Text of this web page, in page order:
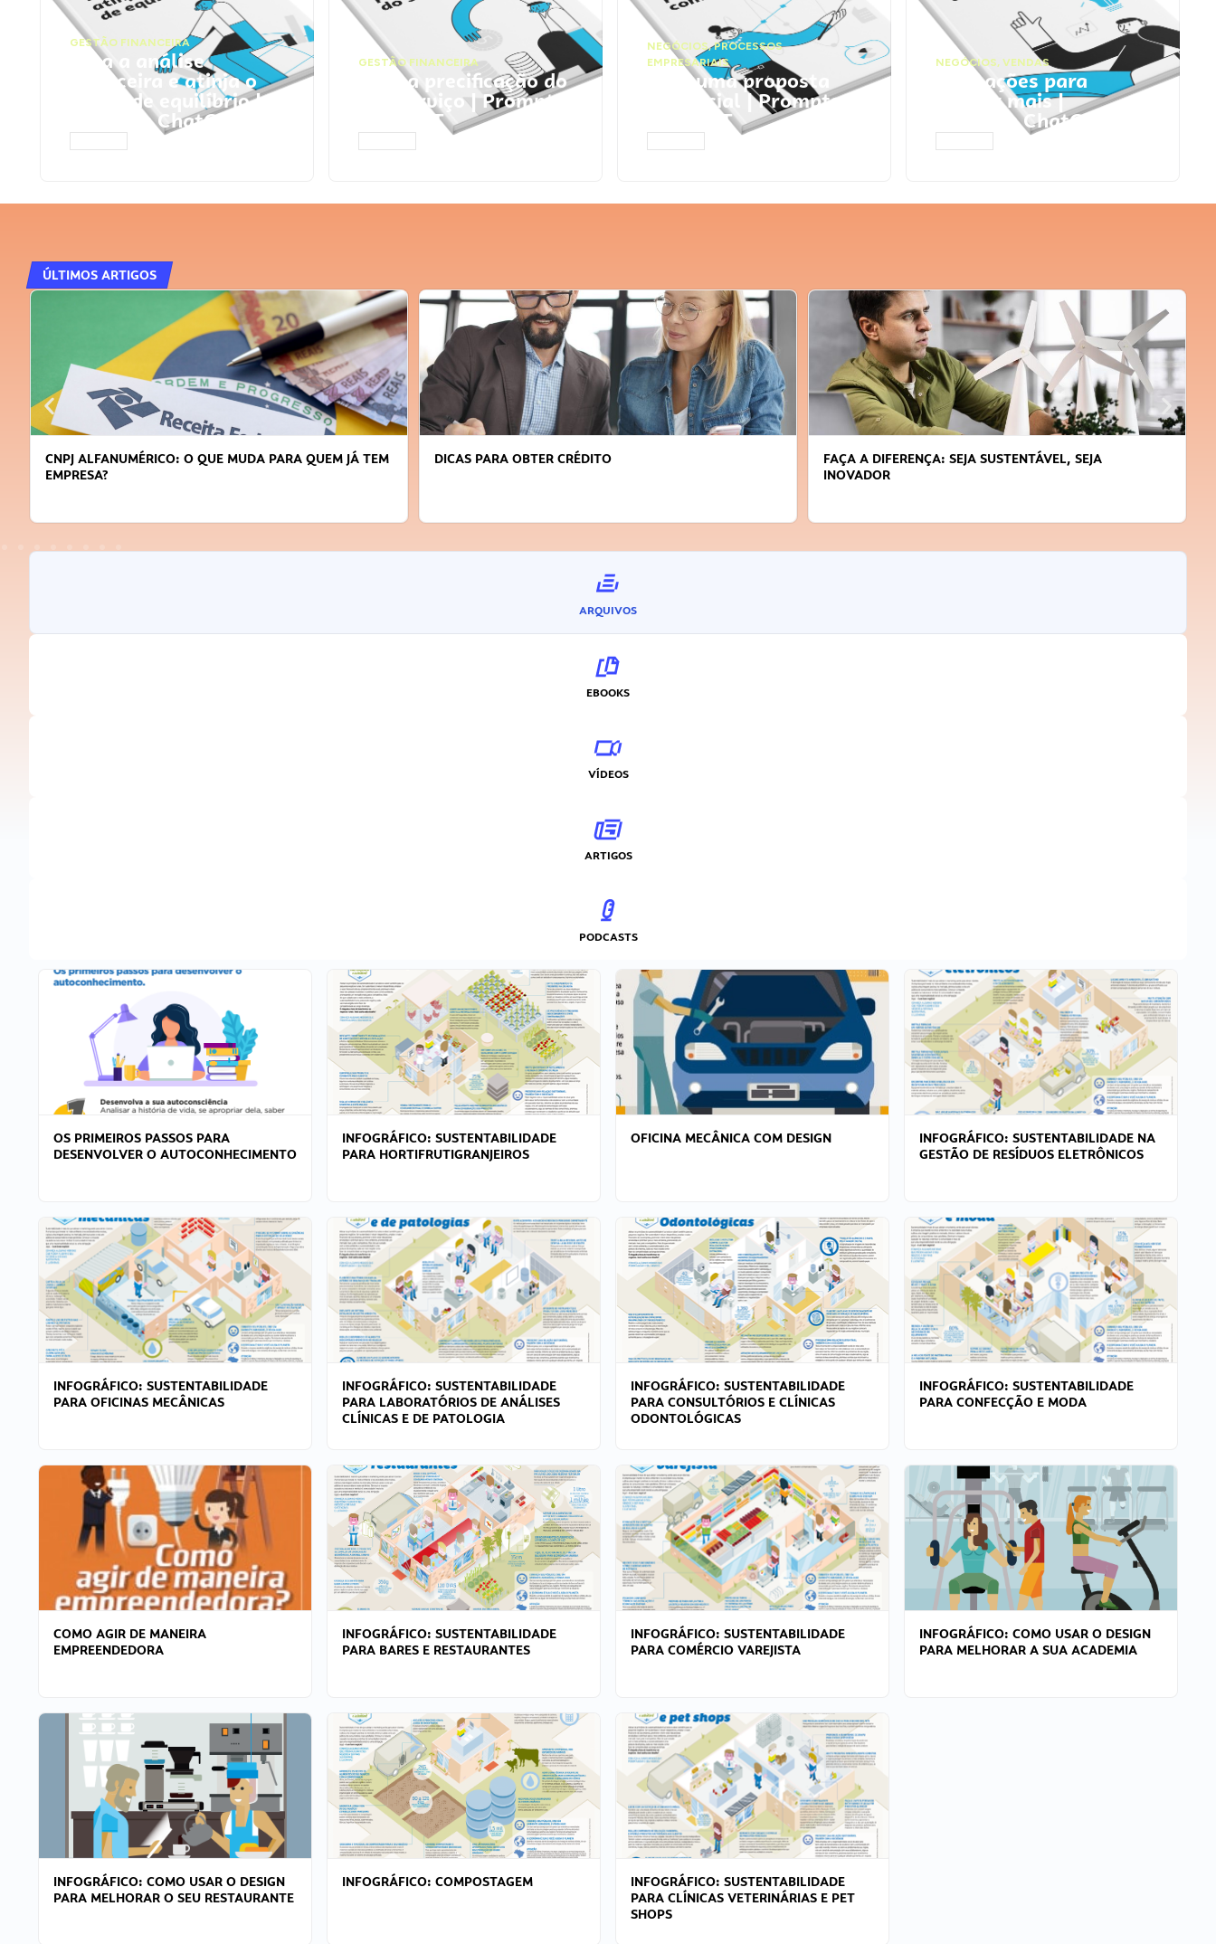
GESTÃO FINANCEIRA
Faça a análise
financeira e atinja o
ponto de equilíbrio |
Prompts ChatGPT
GESTÃO FINANCEIRA
Faça a precificação do
seu serviço | Prompts
ChatGPT
NEGÓCIOS,PROCESSOS
EMPRESARIAIS
Faça uma proposta
comercial | Prompts
ChatGPT
NEGÓCIOS, VENDAS
Faça ações para
vender mais |
Prompts ChatGPT
ÚLTIMOS ARTIGOS
CNPJ ALFANUMÉRICO: O QUE MUDA PARA QUEM JÁ TEM
EMPRESA?
DICAS PARA OBTER CRÉDITO
FAÇA A DIFERENÇA: SEJA SUSTENTÁVEL, SEJA
INOVADOR
ARQUIVOS
EBOOKS
VÍDEOS
ARTIGOS
PODCASTS
OS PRIMEIROS PASSOS PARA
DESENVOLVER O AUTOCONHECIMENTO
INFOGRÁFICO: SUSTENTABILIDADE
PARA HORTIFRUTIGRANJEIROS
OFICINA MECÂNICA COM DESIGN
INFOGRÁFICO: SUSTENTABILIDADE NA
GESTÃO DE RESÍDUOS ELETRÔNICOS
INFOGRÁFICO: SUSTENTABILIDADE
PARA OFICINAS MECÂNICAS
INFOGRÁFICO: SUSTENTABILIDADE
PARA LABORATÓRIOS DE ANÁLISES
CLÍNICAS E DE PATOLOGIA
INFOGRÁFICO: SUSTENTABILIDADE
PARA CONSULTÓRIOS E CLÍNICAS
ODONTOLÓGICAS
INFOGRÁFICO: SUSTENTABILIDADE
PARA CONFECÇÃO E MODA
COMO AGIR DE MANEIRA
EMPREENDEDORA
INFOGRÁFICO: SUSTENTABILIDADE
PARA BARES E RESTAURANTES
INFOGRÁFICO: SUSTENTABILIDADE
PARA COMÉRCIO VAREJISTA
INFOGRÁFICO: COMO USAR O DESIGN
PARA MELHORAR A SUA ACADEMIA
INFOGRÁFICO: COMO USAR O DESIGN
PARA MELHORAR O SEU RESTAURANTE
INFOGRÁFICO: COMPOSTAGEM
INFOGRÁFICO: SUSTENTABILIDADE
PARA CLÍNICAS VETERINÁRIAS E PET
SHOPS